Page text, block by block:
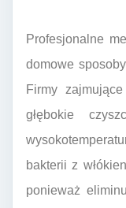
Profesjonalne
domowe
Firmy
głębokie
bakterii z
ponieważ